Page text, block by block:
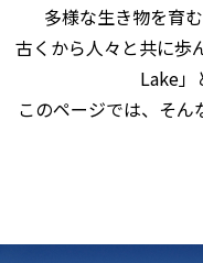
多様な生き物を育
古くから人々と共に歩
Lake」
このページでは、そ